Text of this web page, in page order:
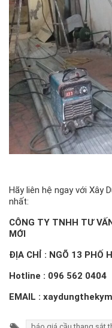
Hãy liên hệ ngay với Xây
nhất:
CÔNG TY TNHH TƯ
MỚI
ĐỊA CHỈ : NGÕ 13 PHỐ
Hotline : 096 562 0404
EMAIL :
báo giá cầu thang sắt